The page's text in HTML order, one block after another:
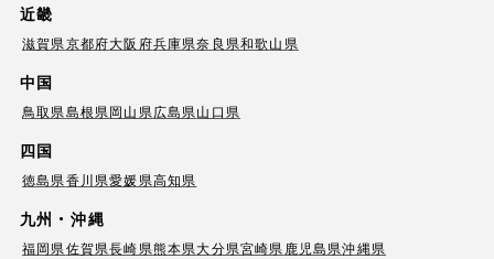
近畿
滋賀県京都府大阪府兵庫県奈良県和歌山県
中国
鳥取県島根県岡山県広島県山口県
四国
徳島県香川県愛媛県高知県
九州・沖縄
福岡県佐賀県長崎県熊本県大分県宮崎県鹿児島県沖縄県